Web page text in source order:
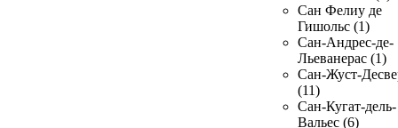
Сан Фелиу де
Гишольс (1)
Сан-Андрес-де-
Льеванерас (1)
Сан-Жуст-
(11)
Сан-Кугат-дель-
Вальес (6)